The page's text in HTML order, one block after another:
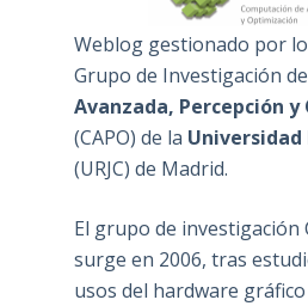
Weblog gestionado por
Grupo de Investigación de
Avanzada, Percepción
(CAPO) de la Universidad
(URJC) de Madrid.
El grupo de investigación
surge en 2006, tras
usos del hardware